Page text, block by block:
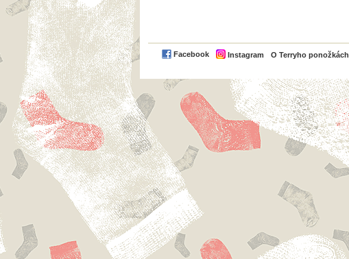
Facebook Instagram O Terryho ponožkách